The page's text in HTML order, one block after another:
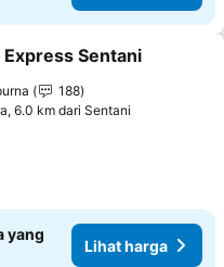
ke favorit
Sentani
188
6.0 km dari Sentani
yang
Lihat harga